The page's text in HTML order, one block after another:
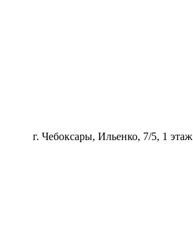
г. Чебоксары, Ильенко, 7/5, 1 этаж